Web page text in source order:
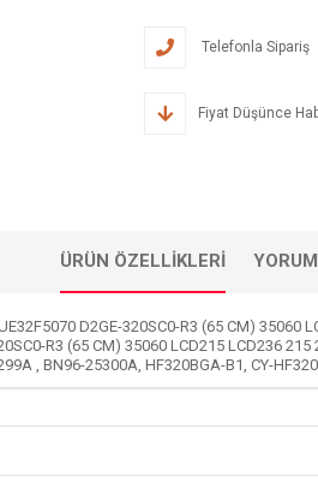
Telefonla Sipariş
Fiyat Düşünce
ÜRÜN ÖZELLIKLERI
D2GE-320SC0-R3 (65 CM)
R3 (65 CM) 35060 LCD215 LCD236
, BN96-25300A, HF320BGA-B1, CY-